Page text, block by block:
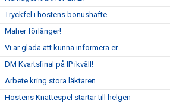
Tryckfel i höstens bonushäfte.
Maher förlänger!
Vi är glada att kunna informera er….
DM Kvartsfinal på IP ikväll!
Arbete kring stora läktaren
Höstens Knattespel startar till helgen